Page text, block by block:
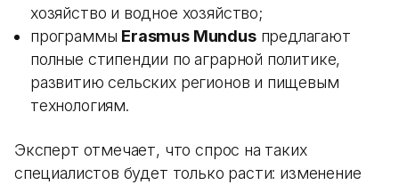
хозяйство и водное хозяйство;
программы Erasmus Mundusпредлагают
полные стипендии по аграрной политике,
развитию сельских регионов и пищевым
технологиям.
Эксперт отмечает, что спрос на таких
специалистов будет только расти: изменение